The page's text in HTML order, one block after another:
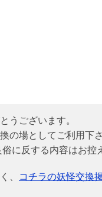
うございます。
の場としてご利用下
に反する内容はお控
、 コチラの妖怪交換